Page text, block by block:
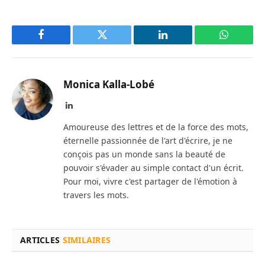
Facebook Twitter LinkedIn
Monica Kalla-Lobé
LinkedIn
Amoureuse des lettres et de la force des mots,
éternelle passionnée de l'art d'écrire, je ne
conçois pas un monde sans la beauté de
pouvoir s'évader au simple contact d'un écrit.
Pour moi, vivre c'est partager de l'émotion à
travers les mots.
ARTICLES SIMILAIRES